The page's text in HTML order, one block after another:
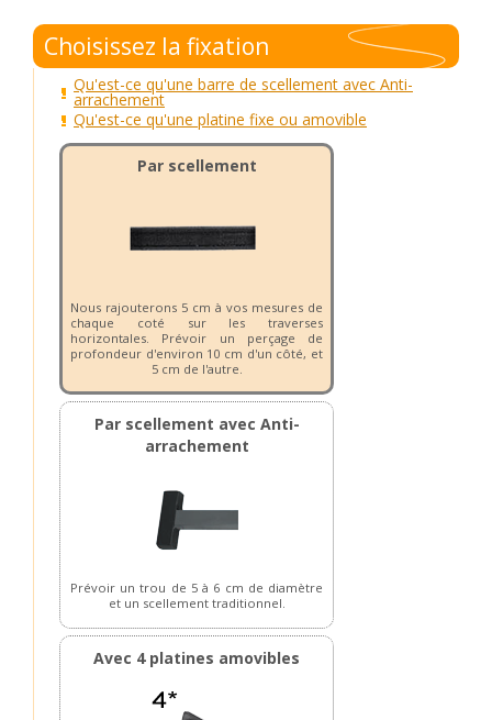
Choisissez la fixation
Qu'est-ce qu'une barre de scellement avec Anti-
arrachement
Qu'est-ce qu'une platine fixe ou amovible
Par scellement
Nous rajouterons 5 cm à vos mesures de
chaque coté sur les traverses
horizontales. Prévoir un perçage de
profondeur d'environ 10 cm d'un côté, et
5 cm de l'autre.
Par scellement avec Anti-
arrachement
Prévoir un trou de 5 à 6 cm de diamètre
et un scellement traditionnel.
Avec 4 platines amovibles